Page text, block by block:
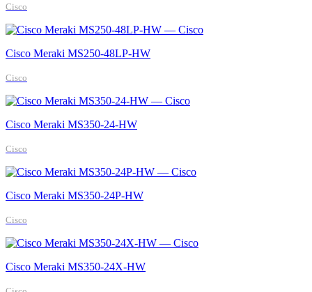
Cisco
Cisco Meraki MS250-48LP-HW
Cisco
Cisco Meraki MS350-24-HW
Cisco
Cisco Meraki MS350-24P-HW
Cisco
Cisco Meraki MS350-24X-HW